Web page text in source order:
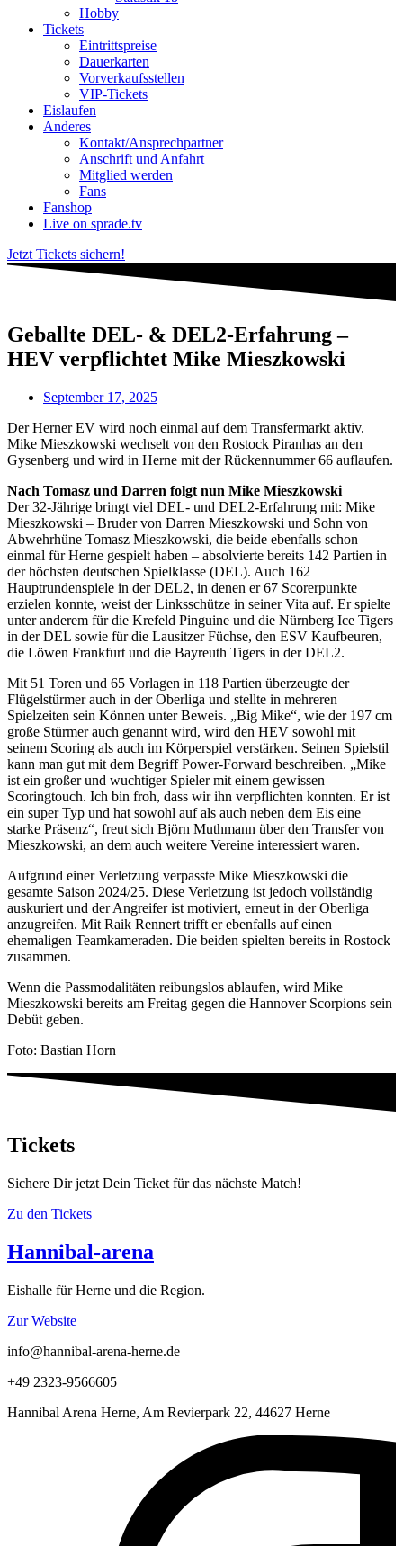
Hobby
Tickets
Eintrittspreise
Dauerkarten
Vorverkaufsstellen
VIP-Tickets
Eislaufen
Anderes
Kontakt/Ansprechpartner
Anschrift und Anfahrt
Mitglied werden
Fans
Fanshop
Live on sprade.tv
Jetzt Tickets sichern!
Geballte DEL- & DEL2-Erfahrung –
HEV verpflichtet Mike Mieszkowski
September 17, 2025
Der Herner EV wird noch einmal auf dem Transfermarkt aktiv.
Mike Mieszkowski wechselt von den Rostock Piranhas an den
Gysenberg und wird in Herne mit der Rückennummer 66 auflaufen.
Nach Tomasz und Darren folgt nun Mike Mieszkowski
Der 32-Jährige bringt viel DEL- und DEL2-Erfahrung mit: Mike
Mieszkowski – Bruder von Darren Mieszkowski und Sohn von
Abwehrhüne Tomasz Mieszkowski, die beide ebenfalls schon
einmal für Herne gespielt haben – absolvierte bereits 142 Partien in
der höchsten deutschen Spielklasse (DEL). Auch 162
Hauptrundenspiele in der DEL2, in denen er 67 Scorerpunkte
erzielen konnte, weist der Linksschütze in seiner Vita auf. Er spielte
unter anderem für die Krefeld Pinguine und die Nürnberg Ice Tigers
in der DEL sowie für die Lausitzer Füchse, den ESV Kaufbeuren,
die Löwen Frankfurt und die Bayreuth Tigers in der DEL2.
Mit 51 Toren und 65 Vorlagen in 118 Partien überzeugte der
Flügelstürmer auch in der Oberliga und stellte in mehreren
Spielzeiten sein Können unter Beweis. „Big Mike“, wie der 197 cm
große Stürmer auch genannt wird, wird den HEV sowohl mit
seinem Scoring als auch im Körperspiel verstärken. Seinen Spielstil
kann man gut mit dem Begriff Power-Forward beschreiben. „Mike
ist ein großer und wuchtiger Spieler mit einem gewissen
Scoringtouch. Ich bin froh, dass wir ihn verpflichten konnten. Er ist
ein super Typ und hat sowohl auf als auch neben dem Eis eine
starke Präsenz“, freut sich Björn Muthmann über den Transfer von
Mieszkowski, an dem auch weitere Vereine interessiert waren.
Aufgrund einer Verletzung verpasste Mike Mieszkowski die
gesamte Saison 2024/25. Diese Verletzung ist jedoch vollständig
auskuriert und der Angreifer ist motiviert, erneut in der Oberliga
anzugreifen. Mit Raik Rennert trifft er ebenfalls auf einen
ehemaligen Teamkameraden. Die beiden spielten bereits in Rostock
zusammen.
Wenn die Passmodalitäten reibungslos ablaufen, wird Mike
Mieszkowski bereits am Freitag gegen die Hannover Scorpions sein
Debüt geben.
Foto: Bastian Horn
Tickets
Sichere Dir jetzt Dein Ticket für das nächste Match!
Zu den Tickets
Hannibal-arena
Eishalle für Herne und die Region.
Zur Website
info@hannibal-arena-herne.de
+49 2323-9566605
Hannibal Arena Herne, Am Revierpark 22, 44627 Herne